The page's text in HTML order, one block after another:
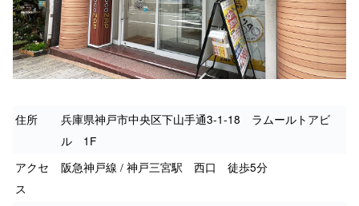
住所
兵庫県神戸市中央区下山手通3-1-18 ラムールトアビ
ル 1F
アクセ
ス
阪急神戸線 / 神戸三宮駅 西口 徒歩5分